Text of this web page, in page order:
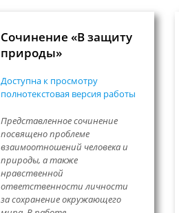
Сочинение «В защиту
природы»
Доступна к просмотру
полнотекстовая версия работы
Представленное сочинение
посвящено проблеме
взаимоотношений человека и
природы, а также
нравственной
ответственности личности
за сохранение окружающего